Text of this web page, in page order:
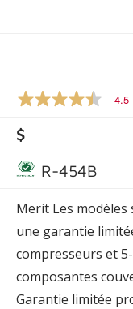
4.5
5
étoiles,
nominale
les
3304
Lien
vers
même
4.5
$
R-454B
Merit Les
une garantie
compresseurs et
composantes
Garantie limitée